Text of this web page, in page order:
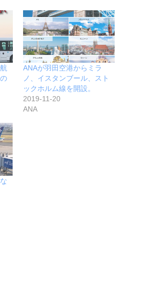
ANAが羽田空港からミラ
ノ、イスタンブール、スト
ックホルム線を開設。
2019-11-20
ANA